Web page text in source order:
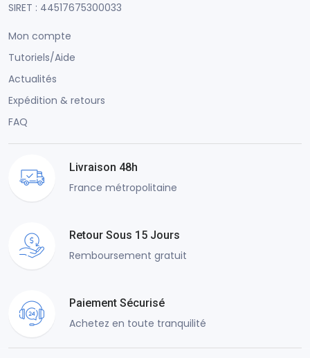
SIRET : 44517675300033
Mon compte
Tutoriels/Aide
Actualités
Expédition & retours
FAQ
Livraison 48h
France métropolitaine
Retour Sous 15 Jours
Remboursement gratuit
Paiement Sécurisé
Achetez en toute tranquilité